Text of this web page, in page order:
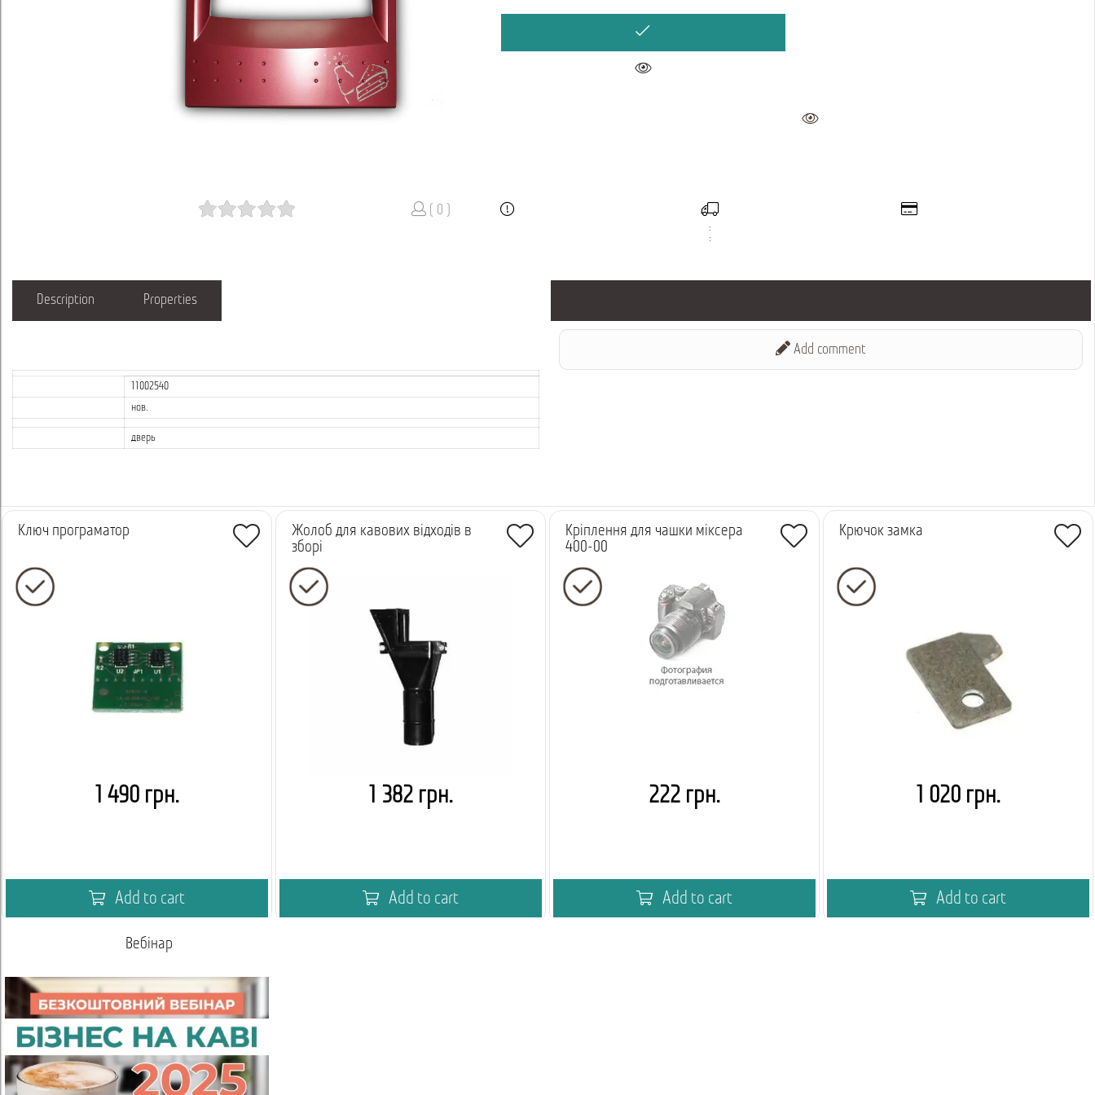
( 0 )
:
:
Description Properties
11002540
нов.
дверь
Add comment
Ключ програматор
1 490 грн.
Add to cart
Жолоб для кавових відходів в
зборі
1 382 грн.
Add to cart
Кріплення для чашки міксера
400-00
222 грн.
Add to cart
Крючок замка
1 020 грн.
Add to cart
Вебінар